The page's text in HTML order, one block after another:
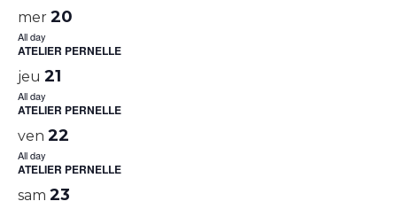
mer 20
All day
ATELIER PERNELLE
jeu 21
All day
ATELIER PERNELLE
ven 22
All day
ATELIER PERNELLE
sam 23